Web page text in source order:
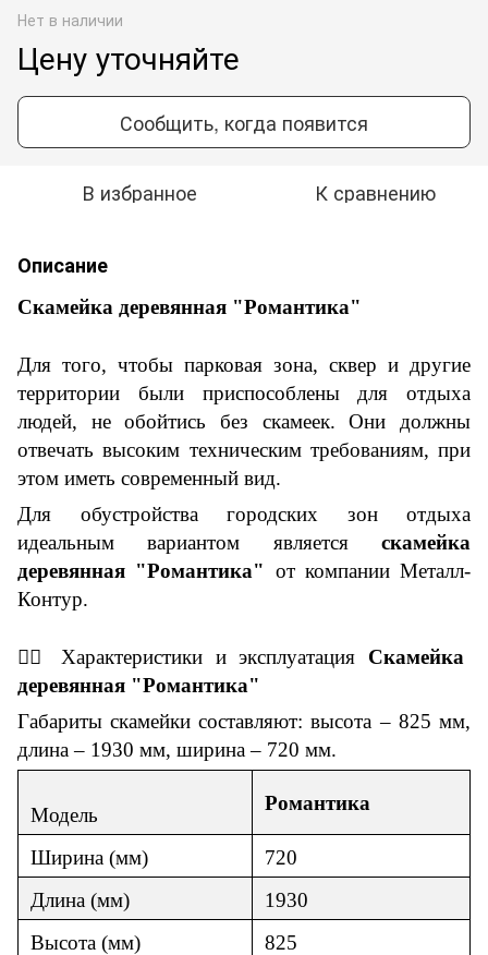
Нет в наличии
Цену уточняйте
Сообщить, когда появится
В избранное К сравнению
Описание
Скамейка деревянная "Романтика"
Для того, чтобы парковая зона, сквер и другие
территории были приспособлены для отдыха
людей, не обойтись без скамеек. Они должны
отвечать высоким техническим требованиям, при
этом иметь современный вид.
Для обустройства городских зон отдыха
идеальным вариантом является скамейка
деревянная "Романтика" от компании Металл-
Контур.
👇🏼 Характеристики и эксплуатация Скамейка
деревянная "Романтика"
Габариты скамейки составляют: высота – 825 мм,
длина – 1930 мм, ширина – 720 мм.
Модель
Романтика
Ширина (мм)
720
Длина (мм)
1930
Высота (мм)
825